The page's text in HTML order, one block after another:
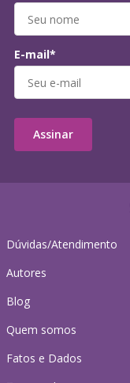
Dúvidas/Atendimento
Autores
Blog
Quem somos
Fatos e Dados
E-mail*
Assinar